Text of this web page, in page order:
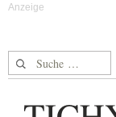
Suche nach: